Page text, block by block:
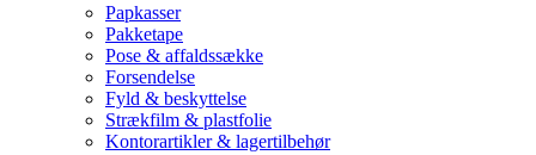
Papkasser
Pakketape
Pose & affaldssække
Forsendelse
Fyld & beskyttelse
Strækfilm & plastfolie
Kontorartikler & lagertilbehør